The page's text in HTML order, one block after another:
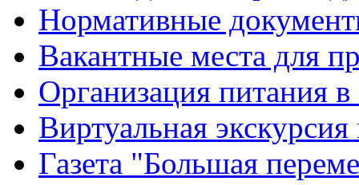
Нормативные
Вакантные места для
Организация питания в
Виртуальная
Газета "Большая